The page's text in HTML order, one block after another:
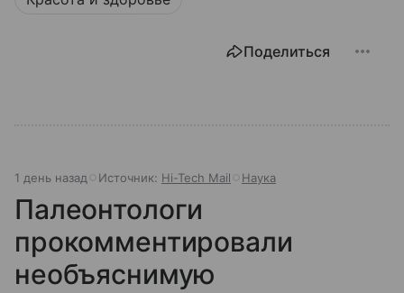
Поделиться
1 день назад Источник: Hi-Tech Mail Наука
Палеонтологи
прокомментировали
необъяснимую